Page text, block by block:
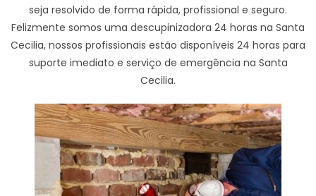
seja resolvido de forma rápida, profissional e seguro.
Felizmente somos uma descupinizadora 24 horas na Santa
Cecilia, nossos profissionais estão disponíveis 24 horas para
suporte imediato e serviço de emergência na Santa
Cecilia.